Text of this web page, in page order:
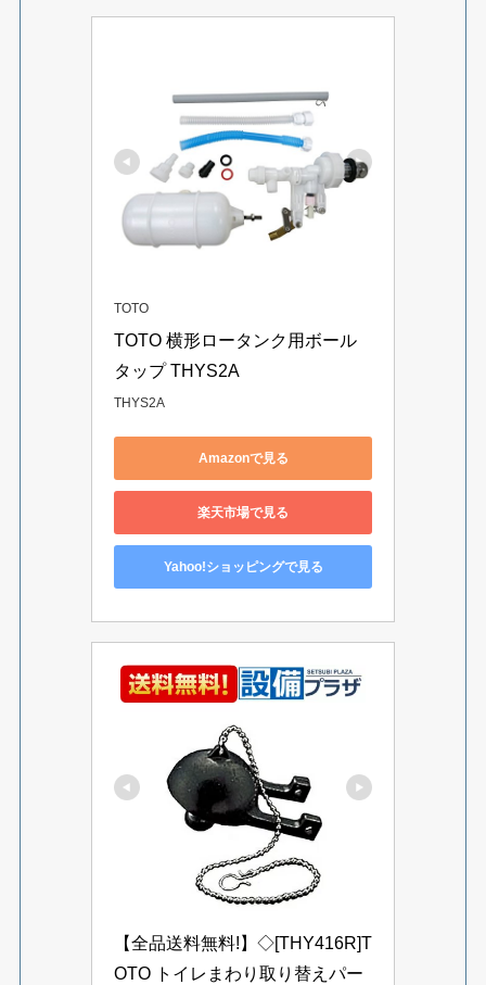
TOTO
TOTO 横形ロータンク用ボール
タップ THYS2A
THYS2A
Amazonで見る
楽天市場で見る
Yahoo!ショッピングで見る
【全品送料無料!】◇[THY416R]T
OTO トイレまわり取り替えパー